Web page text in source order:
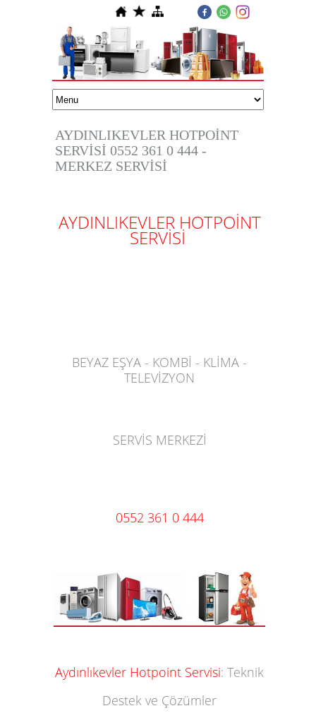
AYDINLIKEVLER HOTPOİNT
SERVİSİ 0552 361 0 444 -
MERKEZ SERVİSİ
AYDINLIKEVLER HOTPOİNT
SERVİSİ
BEYAZ EŞYA - KOMBİ - KLİMA -
TELEVİZYON
SERVİS MERKEZİ
0552 361 0 444
Aydınlıkevler Hotpoint Servisi: Teknik
Destek ve Çözümler